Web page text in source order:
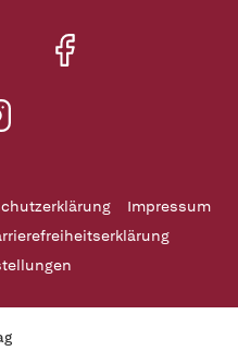
Impressum